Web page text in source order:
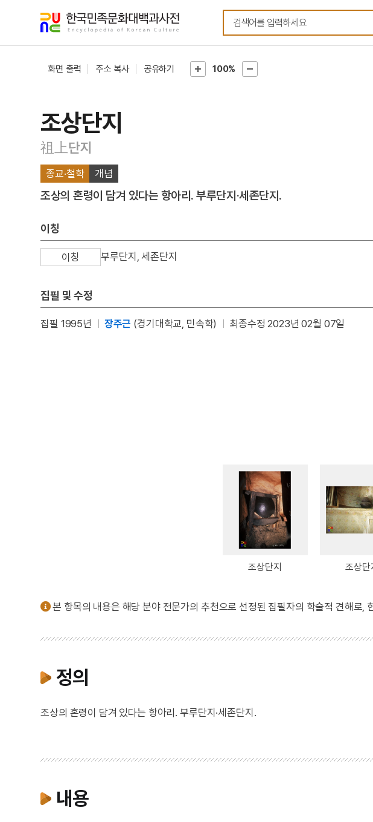
화면 출력 주소 복사 공유하기 100%
조상단지
祖上단지
종교·철학 개념
조상의 혼령이 담겨 있다는 항아리. 부루단지·세존단지.
이칭
이칭 부루단지, 세존단지
집필 및 수정
집필 1995년 장주근 (경기대학교, 민속학) 최종수정 2023년 02월 07일
조상단지 조상단
본 항목의 내용은 해당 분야 전문가의 추천으로 선정된 집필자의 학술적 견해로,
정의
조상의 혼령이 담겨 있다는 항아리. 부루단지·세존단지.
내용